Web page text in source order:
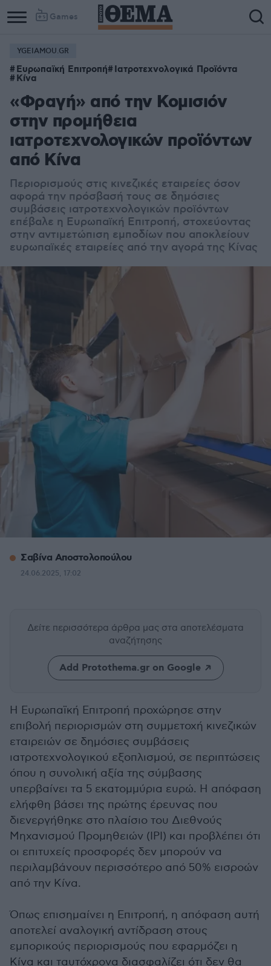
Games
YGEIAMOU.GR
Ευρωπαϊκή Επιτροπή Ιατροτεχνολογικά Προϊόντα
Κίνα
«Φραγή» από την Κομισιόν
στην προμήθεια
ιατροτεχνολογικών προϊόντων
από Κίνα
Περιορισμούς στις κινεζικές εταιρείες όσον
αφορά την πρόσβασή τους σε δημόσιες
συμβάσεις ιατροτεχνολογικών προϊόντων
επέβαλε η Ευρωπαϊκή Επιτροπή, στοχεύοντας
στην αντιμετώπιση εμποδίων που αποκλείουν
ευρωπαϊκές εταιρείες από την αγορά της Κίνας
Σαβίνα Αποστολοπούλου
24.06.2025, 17:02
Δείτε περισσότερα άρθρα μας στα αποτελέσματα
αναζήτησης
Add Protothema.gr on Google
Η Ευρωπαϊκή Επιτροπή προχώρησε στην
επιβολή περιορισμών στη συμμετοχή κινεζικών
εταιρειών σε δημόσιες συμβάσεις
ιατροτεχνολογικού εξοπλισμού, σε περιπτώσεις
όπου η συνολική αξία της σύμβασης
υπερβαίνει τα 5 εκατομμύρια ευρώ. Η απόφαση
ελήφθη βάσει της πρώτης έρευνας που
διενεργήθηκε στο πλαίσιο του Διεθνούς
Μηχανισμού Προμηθειών (IPI) και προβλέπει ότι
οι επιτυχείς προσφορές δεν μπορούν να
περιλαμβάνουν περισσότερο από 50% εισροών
από την Κίνα.
Όπως επισημαίνει η Επιτροπή, η απόφαση αυτή
αποτελεί αναλογική αντίδραση στους
εμπορικούς περιορισμούς που εφαρμόζει η
Κίνα και ταυτόχρονα διασφαλίζει ότι δεν θα